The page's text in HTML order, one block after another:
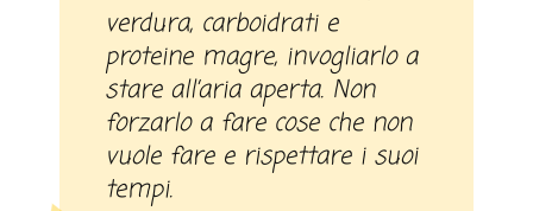
verdura, carboidrati e
proteine magre, invogliarlo a
stare all’aria aperta. Non
forzarlo a fare cose che non
vuole fare e rispettare i suoi
tempi.